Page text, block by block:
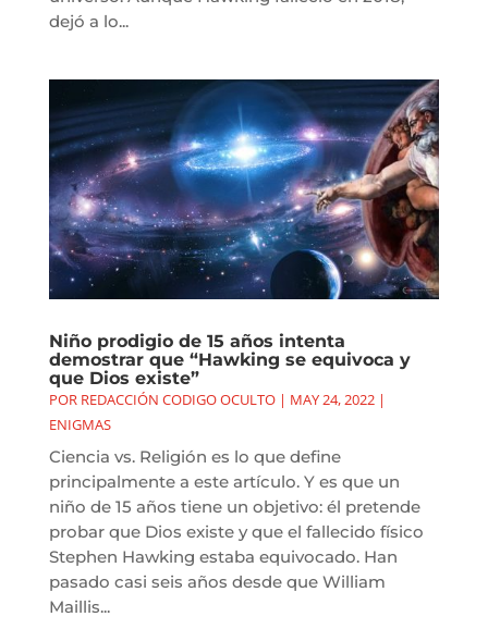
dejó a lo...
Niño prodigio de 15 años intenta
demostrar que “Hawking se equivoca y
que Dios existe”
POR REDACCIÓN CODIGO OCULTO| MAY 24, 2022|
ENIGMAS
Ciencia vs. Religión es lo que define
principalmente a este artículo. Y es que un
niño de 15 años tiene un objetivo: él pretende
probar que Dios existe y que el fallecido físico
Stephen Hawking estaba equivocado. Han
pasado casi seis años desde que William
Maillis...